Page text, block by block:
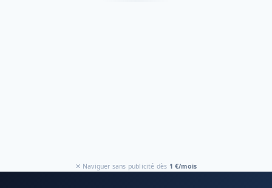
✕ Naviguer sans publicité dès 1 €/mois